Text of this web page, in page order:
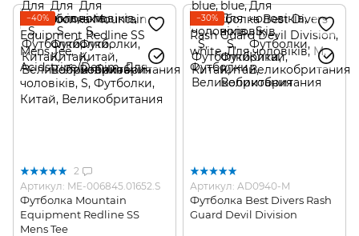
−40%
2
Артикул: ME-006845.01652.S
Футболка Mountain
Equipment Redline SS
Mens Tee
−30%
Артикул: AD0940-M
Футболка Best Divers Rash
Guard Devil Division